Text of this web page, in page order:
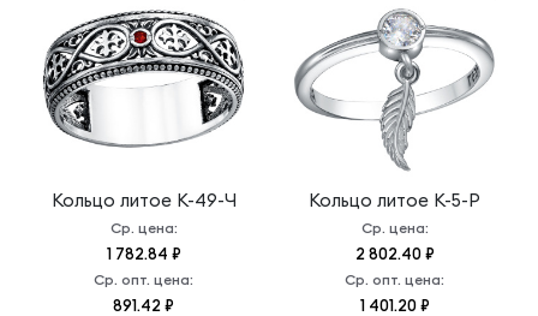
Кольцо литое К-49-Ч
Ср. цена:
1 782.84 ₽
Ср. опт. цена:
891.42 ₽
Кольцо литое К-5-Р
Ср. цена:
2 802.40 ₽
Ср. опт. цена:
1 401.20 ₽